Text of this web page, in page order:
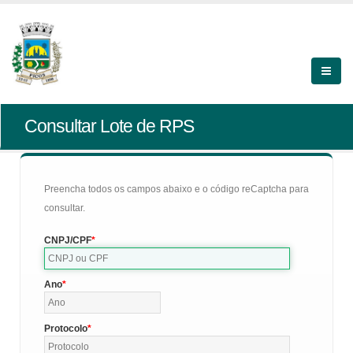
Consultar Lote de RPS
Preencha todos os campos abaixo e o código reCaptcha para
consultar.
CNPJ/CPF
Ano
Protocolo